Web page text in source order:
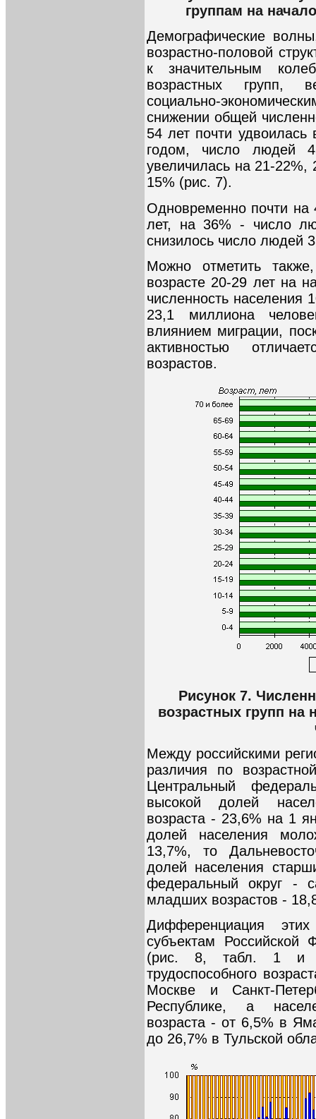
группам на
Демографические
возрастно-половой
к значительным
возрастных групп,
социально-
снижении общей
54 лет почти
годом, число людей
увеличилась на 21-
15% (рис. 7).
Одновременно почти на
лет, на 36% - число
снизилось число людей
Можно отметить
возрасте 20-29 лет на
численность населения
23,1 миллиона
влиянием миграции,
активностью
возрастов.
Рисунок 7.
возрастных групп на
Между российскими
различия по
Центральный
высокой долей
возраста - 23,6% на 1
долей населения
13,7%, то
долей населения
федеральный округ -
младших возрастов -
Дифференциация
субъектам
(рис. 8, табл. 1 и
трудоспособного
Москве и Санкт-
Республике, а
возраста - от 6,5% в
до 26,7% в Тульской